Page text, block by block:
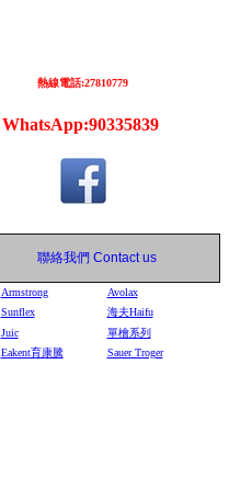
熱線電話:27810779
WhatsApp:90335839
聯絡我們 Contact us
Armstrong
Avolax
Sunflex
海夫Haifu
Juic
單檜系列
Eakent育康騰 Sauer Troger